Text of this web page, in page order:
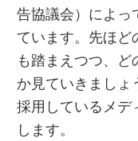
告協議会）によっ
ています。先ほど
も踏まえつつ、
か見ていきましょ
採用しているメデ
します。